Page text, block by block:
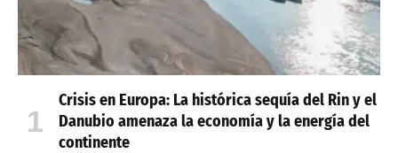
Crisis en Europa: La histórica sequía del Rin y el
Danubio amenaza la economía y la energía del
continente